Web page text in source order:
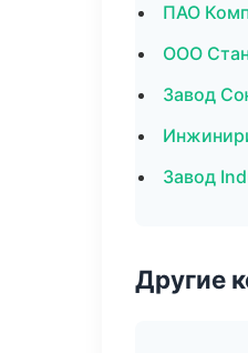
ПАО
ООО
Завод
Завод
Другие